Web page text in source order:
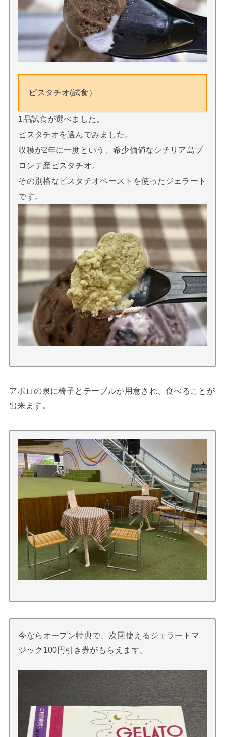
ピスタチオ(試食）
1品試食が選べました。
ピスタチオを選んでみました。
収穫が2年に一度という、希少価値なシチリア島ブ
ロンテ産ピスタチオ。
その別格なピスタチオペーストを使ったジェラート
です。
アポロの泉に椅子とテーブルが用意され、食べることが
出来ます。
今ならオープン特典で、次回使えるジェラートマ
ジック100円引き券がもらえます。